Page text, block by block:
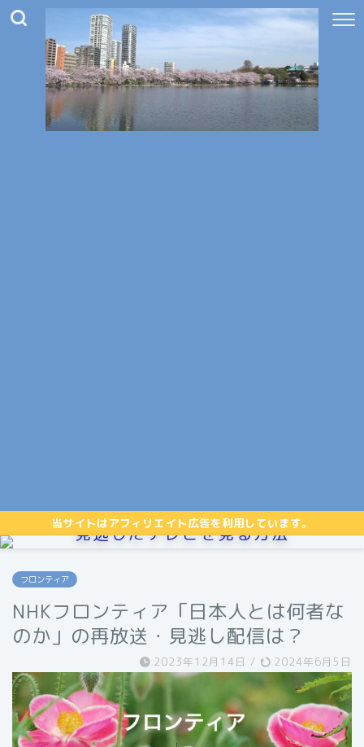
当サイトはアフィリエイト広告を利用しています。
見逃したテレビを見る方法
フロンティア
NHKフロンティア「日本人とは何者な
のか」の再放送・見逃し配信は？
2023年12月14日 / 2024年6月5日